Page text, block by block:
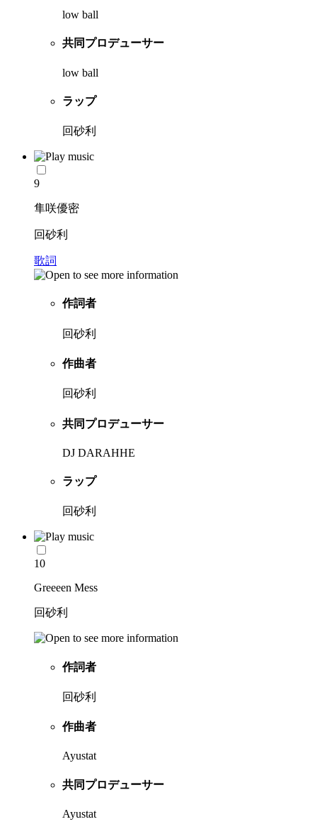
low ball
共同プロデューサー
low ball
ラップ
回砂利
9
隼咲優密
回砂利
歌詞
作詞者
回砂利
作曲者
回砂利
共同プロデューサー
DJ DARAHHE
ラップ
回砂利
10
Greeeen Mess
回砂利
作詞者
回砂利
作曲者
Ayustat
共同プロデューサー
Ayustat